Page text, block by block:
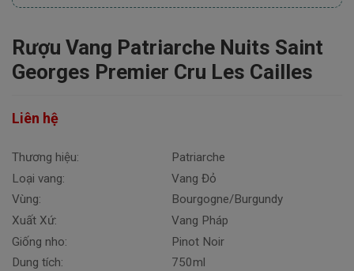
Rượu Vang Patriarche Nuits Saint
Georges Premier Cru Les Cailles
Liên hệ
Thương hiệu:
Loại vang:
Vùng:
Xuất Xứ:
Giống nho:
Dung tích:
Patriarche
Vang Đỏ
Bourgogne/Burgundy
Vang Pháp
Pinot Noir
750ml